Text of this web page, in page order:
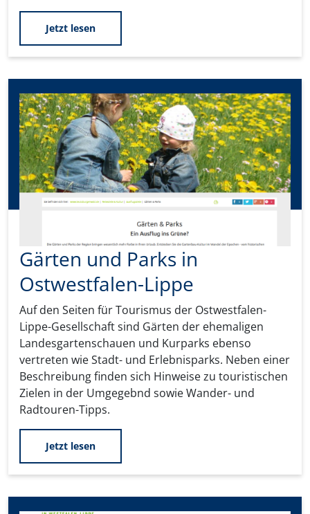
Jetzt lesen
Gärten und Parks in
Ostwestfalen-Lippe
Auf den Seiten für Tourismus der Ostwestfalen-
Lippe-Gesellschaft sind Gärten der ehemaligen
Landesgartenschauen und Kurparks ebenso
vertreten wie Stadt- und Erlebnisparks. Neben einer
Beschreibung finden sich Hinweise zu touristischen
Zielen in der Umgegebnd sowie Wander- und
Radtouren-Tipps.
Jetzt lesen